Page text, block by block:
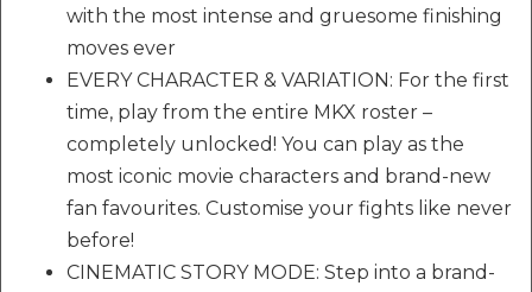
with the most intense and gruesome finishing
moves ever
EVERY CHARACTER & VARIATION: For the first
time, play from the entire MKX roster –
completely unlocked! You can play as the
most iconic movie characters and brand-new
fan favourites. Customise your fights like never
before!
CINEMATIC STORY MODE: Step into a brand-